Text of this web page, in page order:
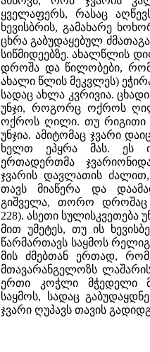
ყველაფერს, რასაც
ხევისბრის, გამახარე
ცხრა გაბუდაყებულ
სიწმიდეებზე. ახალწლის
დროშა და წილობები,
ახალი წლის მეკვლეს)
სადაც ახლა კვრივია.
უნჯი, როგორც ოქროს
ოქროს ღილი. თუ რიგითი
უნჯია. ამიტომაც ჯვარი
ხელთ ეპყრა მას. ეს
ერთადერთმა
ჯვარის დავლათის ძალით,
თავს მიაწერა და
გიშველა, თორო დროშაც
228). ასეთი სულისკვეთება
მით უმეტეს, თუ ის
წარმართავს საყმოს
მის ძმებთან ერთად,
მთავარანგელოზს
ერთი კოჭლი მჭედელი
საყმოს, სადაც
ჯვარი ღუპავს თავის